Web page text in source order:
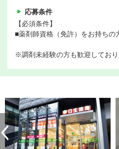
応募条件
【必須条件】
■薬剤師資格（免許）をお持ちの
※調剤未経験の方も歓迎してお